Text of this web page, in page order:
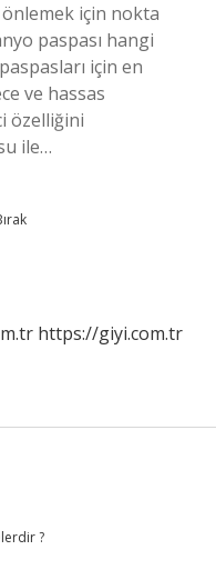
için nokta
paspası hangi
için en
ve hassas
özelliğini
ile…
https://giyi.com.tr
?